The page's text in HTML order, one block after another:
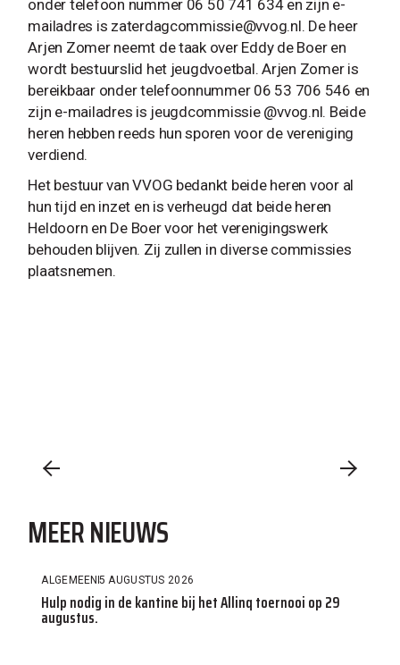
onder telefoon nummer 06 50 741 634 en zijn e-
mailadres is zaterdagcommissie@vvog.nl. De heer
Arjen Zomer neemt de taak over Eddy de Boer en
wordt bestuurslid het jeugdvoetbal. Arjen Zomer is
bereikbaar onder telefoonnummer 06 53 706 546 en
zijn e-mailadres is jeugdcommissie @vvog.nl. Beide
heren hebben reeds hun sporen voor de vereniging
verdiend.
Het bestuur van VVOG bedankt beide heren voor al
hun tijd en inzet en is verheugd dat beide heren
Heldoorn en De Boer voor het verenigingswerk
behouden blijven. Zij zullen in diverse commissies
plaatsnemen.
MEER NIEUWS
ALGEMEEN5 AUGUSTUS 2026
Hulp nodig in de kantine bij het Allinq toernooi op 29
augustus.